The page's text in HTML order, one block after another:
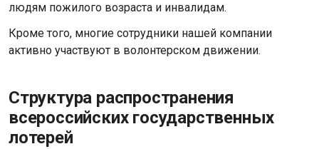
людям пожилого возраста и инвалидам.
Кроме того, многие сотрудники нашей компании
активно участвуют в волонтерском движении.
Структура распространения
всероссийских государственных
лотерей